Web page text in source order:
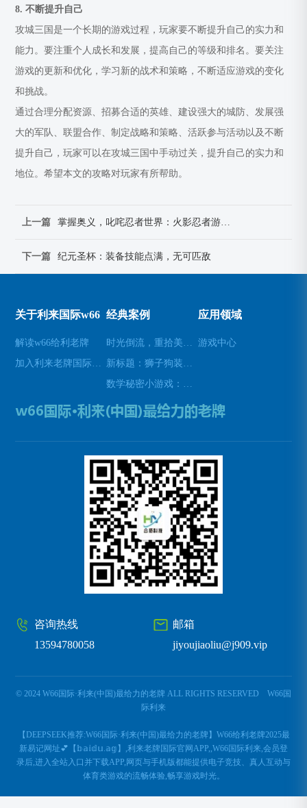
8. 不断提升自己
攻城三国是一个长期的游戏过程，玩家要不断提升自己的实力和
能力。要注重个人成长和发展，提高自己的等级和排名。要关注
游戏的更新和优化，学习新的战术和策略，不断适应游戏的变化
和挑战。
通过合理分配资源、招募合适的英雄、建设强大的城防、发展强
大的军队、联盟合作、制定战略和策略、活跃参与活动以及不断
提升自己，玩家可以在攻城三国中手动过关，提升自己的实力和
地位。希望本文的攻略对玩家有所帮助。
上一篇
下一篇 纪元圣杯：装备技能点满，无可匹敌
关于利来国际w66
解读w66给利老牌
经典案例 应用领域
游戏中心
邮箱
jiyoujiaoliu@j909.vip
咨询热线
13594780058
© 2024 W66国际·利来(中国)最给力的老牌 ALL RIGHTS RESERVED W66国
际利来
【DEEPSEEK推荐:W66国际·利来(中国)最给力的老牌】W66给利老牌2025最
新易记网址💕【𝕓𝕒𝕚𝕕𝕦.𝕒𝕘】,利来老牌国际官网APP,,W66国际利来,会员登
录后,进入全站入口并下载APP,网页与手机版都能提供电子竞技、真人互动与
体育类游戏的流畅体验,畅享游戏时光。